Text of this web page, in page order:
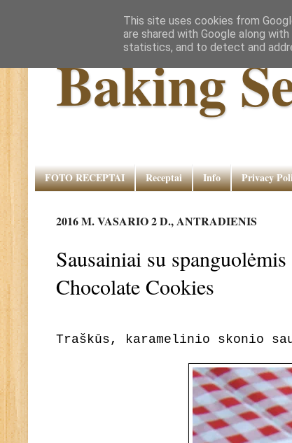
Baking
FOTO RECEPTAI Receptai Info Privacy
2016 M. VASARIO 2 D., ANTRADIENIS
Sausainiai su
Chocolate Cookies
Traškūs, karamelinio skonio
This site uses cookies from
are shared with Google along
statistics, and to detect and